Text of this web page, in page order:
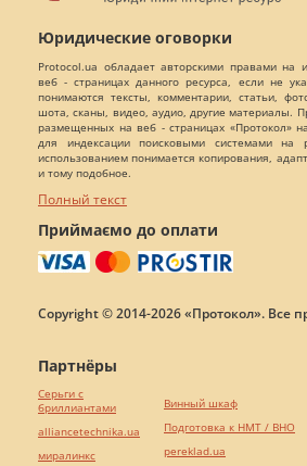
Юридические оговорки
Protocol.ua обладает авторскими правами
веб - страницах данного ресурса, если не
понимаются тексты, комментарии, статьи,
шота, сканы, видео, аудио, другие материалы.
размещенных на веб - страницах «Протокол»
для индексации поисковыми системами на
использованием понимается копирования,
и тому подобное.
Полный текст
Приймаємо до оплати
Copyright © 2014-2026 «Протокол». Все
Партнёры
Серьги с
бриллиантами
alliancetechnika.ua
миралинкс
Винный шкаф
Подготовка к НМТ / ВНО
pereklad.ua